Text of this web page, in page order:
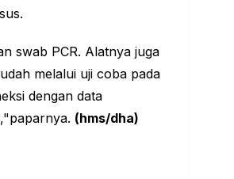
swab PCR. Alatnya juga
melalui uji coba pada
dengan data
(hms/dha)